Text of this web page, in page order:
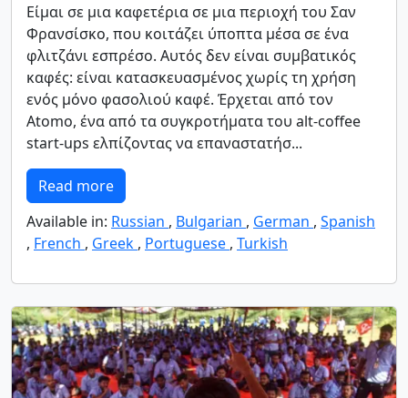
Είμαι σε μια καφετέρια σε μια περιοχή του Σαν
Φρανσίσκο, που κοιτάζει ύποπτα μέσα σε ένα
φλιτζάνι εσπρέσο. Αυτός δεν είναι συμβατικός
καφές: είναι κατασκευασμένος χωρίς τη χρήση
ενός μόνο φασολιού καφέ. Έρχεται από τον
Atomo, ένα από τα συγκροτήματα του alt-coffee
start-ups ελπίζοντας να επαναστατήσ...
Read more
Available in: Russian , Bulgarian , German , Spanish
, French , Greek , Portuguese , Turkish